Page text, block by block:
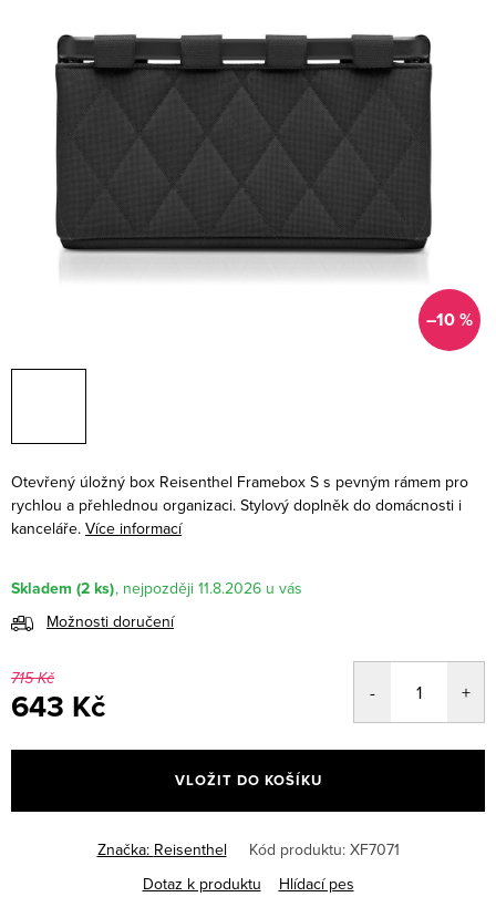
–10 %
Otevřený úložný box Reisenthel Framebox S s pevným rámem pro
rychlou a přehlednou organizaci. Stylový doplněk do domácnosti i
kanceláře. Více informací
Skladem (2 ks)
11.8.2026
Možnosti doručení
715 Kč
643 Kč
cena:
VLOŽIT DO KOŠÍKU
Značka: Reisenthel Kód produktu: XF7071
Dotaz k produktu
Hlídací pes